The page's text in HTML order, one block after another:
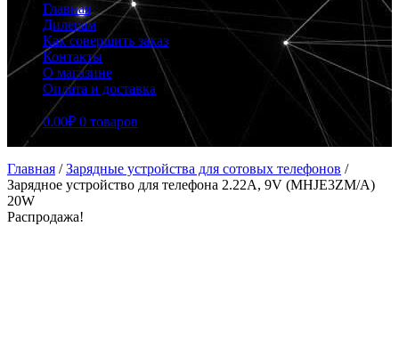
Главная
Дилерам
Как совершить заказ
Контакты
О магазине
Оплата и доставка
0.00₽ 0 товаров
Главная /Зарядные устройства для сотовых телефонов /
Зарядное устройство для телефона 2.22A, 9V (MHJE3ZM/A)
20W
Распродажа!